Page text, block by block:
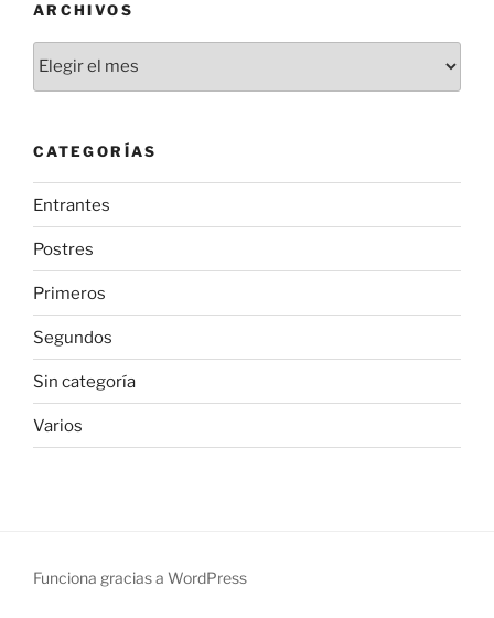
ARCHIVOS
CATEGORÍAS
Entrantes
Postres
Primeros
Segundos
Sin categoría
Varios
Funciona gracias a WordPress